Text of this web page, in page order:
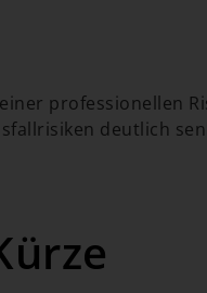
professionellen
deutlich